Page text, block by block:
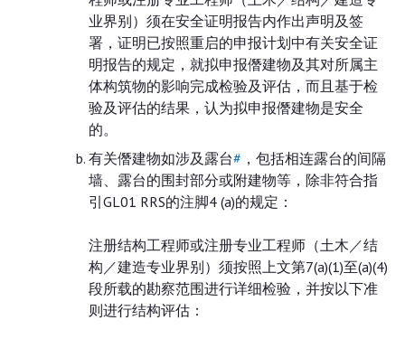
业界别）须在安全证明报告内作出声明及签
署，证明已按照重启的申报计划中有关安全证
明报告的规定，就拟申报僭建物及其对所属主
体构筑物的影响完成检验及评估，而且基于检
验及评估的结果，认为拟申报僭建物是安全
的。
有关僭建物如涉及露台# ，包括相连露台的间隔
墙、露台的围封部分或附建物等，除非符合指
引GL01 RRS的注脚4 (a)的规定：
注册结构工程师或注册专业工程师（土木／结
构／建造专业界别）须按照上文第7(a)(1)至(a)(4)
段所载的勘察范围进行详细检验，并按以下准
则进行结构评估：